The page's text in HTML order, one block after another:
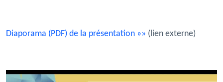
Diaporama (PDF) de la présentation »» (lien externe)